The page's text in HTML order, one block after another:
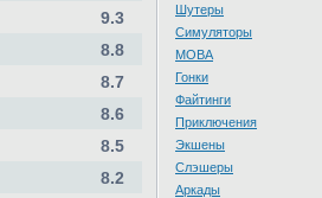
9.3
8.8
8.7
8.6
8.5
8.2
Шутеры
Симуляторы
MOBA
Гонки
Файтинги
Приключения
Экшены
Слэшеры
Аркады